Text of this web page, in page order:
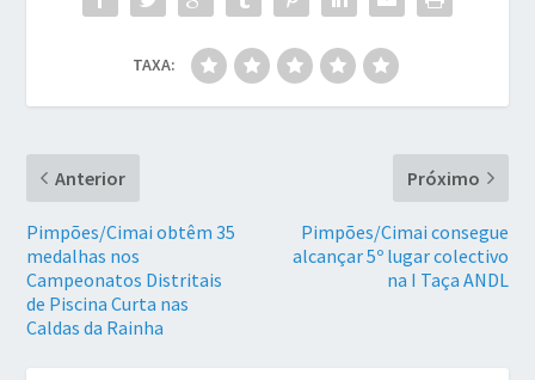
TAXA:
Anterior
Pimpões/Cimai obtêm 35
medalhas nos
Campeonatos Distritais
de Piscina Curta nas
Caldas da Rainha
Próximo
Pimpões/Cimai consegue
alcançar 5º lugar colectivo
na I Taça ANDL